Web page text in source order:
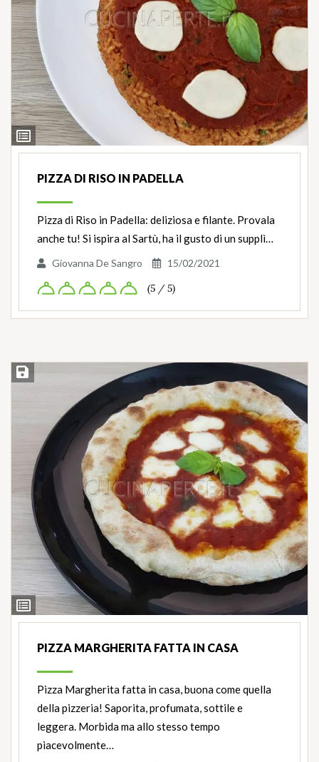
Ingredienti
PIZZA DI RISO IN PADELLA
Pizza di Riso in Padella: deliziosa e filante. Provala
anche tu! Si ispira al Sartù, ha il gusto di un supplì…
Giovanna De Sangro 15/02/2021
(5 / 5)
Ingredienti
Salva ricetta
PIZZA MARGHERITA FATTA IN CASA
Pizza Margherita fatta in casa, buona come quella
della pizzeria! Saporita, profumata, sottile e
leggera. Morbida ma allo stesso tempo
piacevolmente…